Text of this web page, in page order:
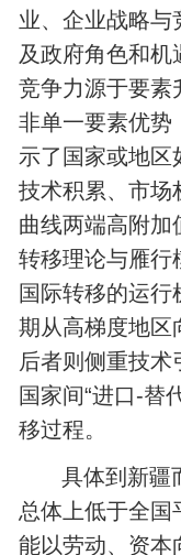
业、‌企业战略与
及‌政府角色和‌机
竞争力源于要素
非单一要素优势
示了国家或地区
技术积累、市场
曲线两端高附加
转移理论与雁行
国际转移的运行
期从高梯度地区
后者则侧重技术
国家间“进口-替
移过程。
具体到新疆
总体上低于全国
能以劳动、资本